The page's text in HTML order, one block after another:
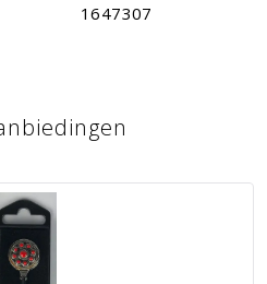
1647307